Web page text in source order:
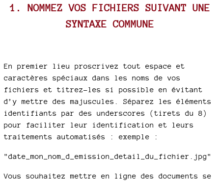
1. NOMMEZ VOS FICHIERS SUIVANT UNE
SYNTAXE COMMUNE
En premier lieu proscrivez tout espace et
caractères spéciaux dans les noms de vos
fichiers et titrez-les si possible en évitant
d’y mettre des majuscules. Séparez les éléments
identifiants par des underscores (tirets du 8)
pour faciliter leur identification et leurs
traitements automatisés : exemple :
"date_mon_nom_d_emission_detail_du_fichier.jpg"
Vous souhaitez mettre en ligne des documents se